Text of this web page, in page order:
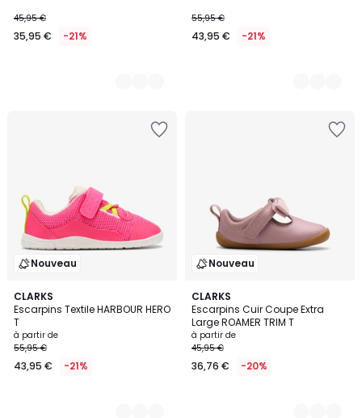
45,95 €
35,95 € -21%
55,95 €
43,95 € -21%
Nouveau
CLARKS
Escarpins Textile HARBOUR HERO
T
à partir de
55,95 €
43,95 € -21%
2
Couleurs
Nouveau
CLARKS
Escarpins Cuir Coupe Extra
Large ROAMER TRIM T
à partir de
45,95 €
36,76 € -20%
2
Couleurs